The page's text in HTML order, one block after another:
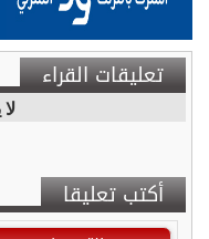
تعليقات القراء
أكتب تعليقا